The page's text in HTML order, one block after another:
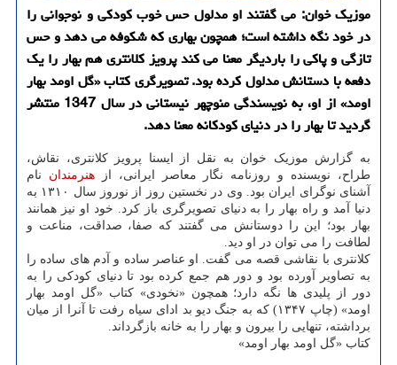
موزیک خوان: می گفتند او مدلول حس خوب کودکی و نوجوانی را
در خود نگه داشته است؛ همچون بهاری که شکوفه می دهد و حس
تازگی و پاکی را باردیگر معنا می کند پرویز کلانتری هم بهار را یک
دفعه با دستانش مدلول کرده بود. تصویرگری کتاب «گل اومد بهار
اومد» از او، به نویسندگی منوچهر نیستانی در سال 1347 منتشر
گردید تا بهار را در دنیای کودکانه معنا دهد.
به گزارش موزیک خوان به نقل از ایسنا پرویز کلانتری، نقاش،
طراح، نویسنده و روزنامه نگار معاصر ایرانی، ازهنرمندان نام
آشنای نوگرای ایران بود. وی در نخستین روز از نوروز سال ۱۳۱۰ به
دنیا آمد و راه بهار را به دنیای تصویرگری باز کرد. خود او نیز همانند
بهار بود؛ این را دوستانش می گفتند که صفا، صداقت، مناعت و
لطافت را می توان در او دید.
کلانتری با نقاشی قصه می گفت. او عناصر ساده و آدم های ساده را
به تصاویر آورده بود و دور هم جمع کرده بود تا دنیای کودکی را به
دور از پلیدی ها نگه دارد؛ همچون «نخودی» کتاب «گل اومد بهار
اومد» (چاپ ۱۳۴۷) که به جنگ دیو بد ادای سیاه رفت تا آنرا از میان
برداشته، تنهایی را بیرون و بهار را به خانه بازگرداند.
کتاب «گل اومد بهار اومد»